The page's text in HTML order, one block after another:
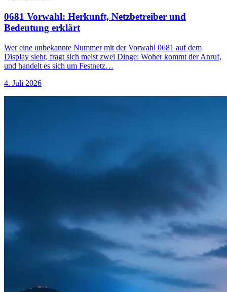
0681 Vorwahl: Herkunft, Netzbetreiber und
Bedeutung erklärt
Wer eine unbekannte Nummer mit der Vorwahl 0681 auf dem
Display sieht, fragt sich meist zwei Dinge: Woher kommt der Anruf,
und handelt es sich um Festnetz…
4. Juli 2026